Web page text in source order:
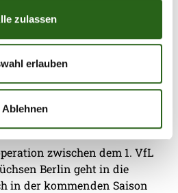
zulassen
erlauben
Ablehnen
| ap
per Leihe zum 1. VfL
zwischen dem 1. VfL
Berlin geht in die
in der kommenden Saison